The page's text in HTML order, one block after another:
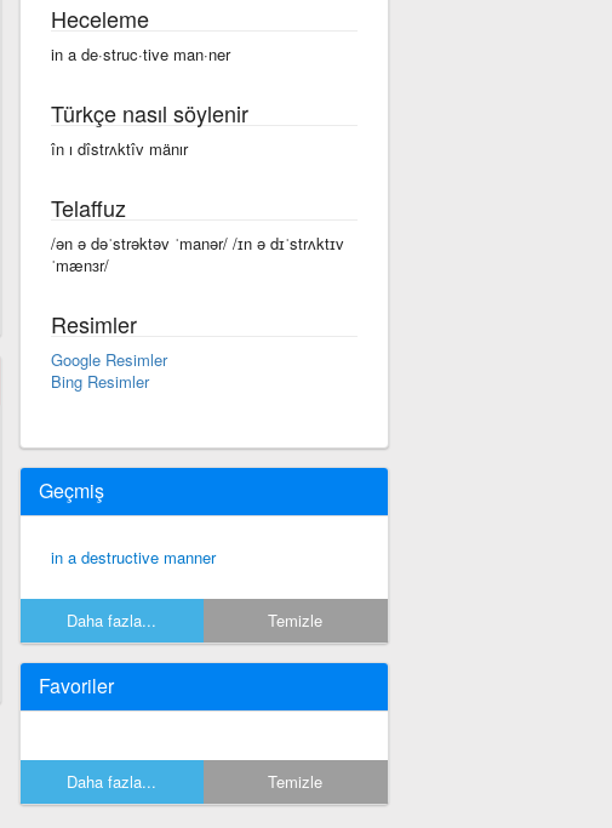
Heceleme
in a de·struc·tive man·ner
Türkçe nasıl söylenir
în ı dîstrʌktîv mänır
Telaffuz
/ən ə dəˈstrəktəv ˈmanər/ /ɪn ə dɪˈstrʌktɪv
ˈmænɜr/
Resimler
Google Resimler
Bing Resimler
Geçmiş
in a destructive manner
Daha fazla... Temizle
Favoriler
Daha fazla... Temizle